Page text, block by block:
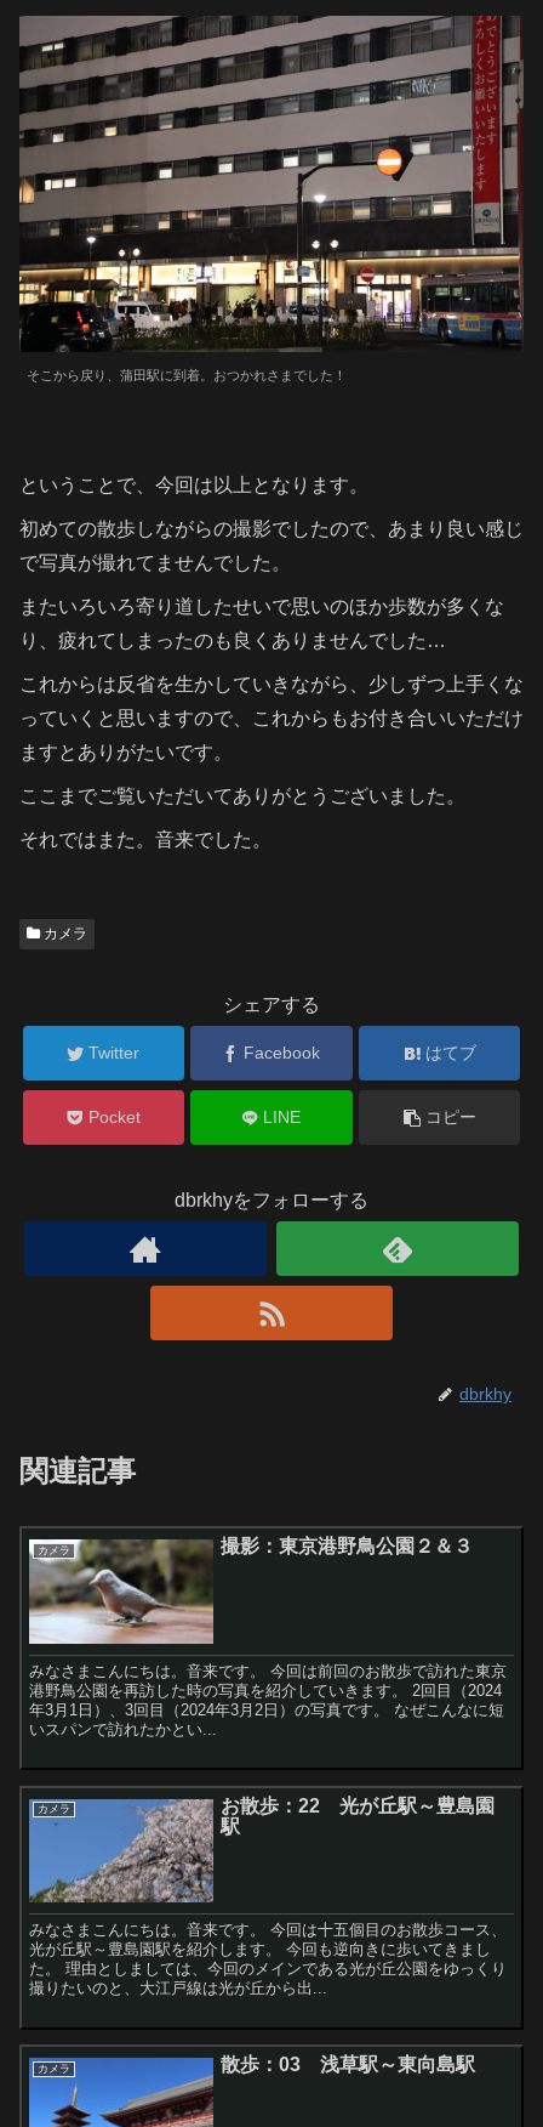
そこから戻り、蒲田駅に到着。おつかれさまでした！
ということで、今回は以上となります。
初めての散歩しながらの撮影でしたので、あまり良い感じ
で写真が撮れてませんでした。
またいろいろ寄り道したせいで思いのほか歩数が多くな
り、疲れてしまったのも良くありませんでした…
これからは反省を生かしていきながら、少しずつ上手くな
っていくと思いますので、これからもお付き合いいただけ
ますとありがたいです。
ここまでご覧いただいてありがとうございました。
それではまた。音来でした。
カメラ
シェアする
Twitter Facebook はてブ
Pocket LINE コピー
dbrkhyをフォローする
dbrkhy
関連記事
カメラ 撮影：東京港野鳥公園２＆３
みなさまこんにちは。音来です。 今回は前回のお散歩で訪れた東京
港野鳥公園を再訪した時の写真を紹介していきます。 2回目（2024
年3月1日）、3回目（2024年3月2日）の写真です。 なぜこんなに短
いスパンで訪れたかとい...
カメラ
お散歩：22 光が丘駅～豊島園
駅
みなさまこんにちは。音来です。 今回は十五個目のお散歩コース、
光が丘駅～豊島園駅を紹介します。 今回も逆向きに歩いてきまし
た。 理由としましては、今回のメインである光が丘公園をゆっくり
撮りたいのと、大江戸線は光が丘から出...
カメラ 散歩：03 浅草駅～東向島駅